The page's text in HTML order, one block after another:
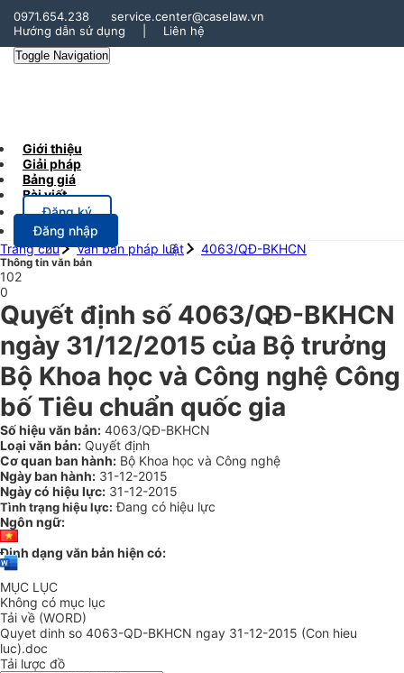
0971.654.238
service.center@caselaw.vn
Hướng dẫn sử dụng
Liên hệ
Toggle Navigation
Giới thiệu
Giải pháp
Bảng giá
Bài viết
Đăng ký
Đăng nhập
Trang chủ
Văn bản pháp luật 4063/QĐ-BKHCN
Thông tin văn bản
102
0
Quyết định số 4063/QĐ-BKHCN
ngày 31/12/2015 của Bộ trưởng
Bộ Khoa học và Công nghệ Công
bố Tiêu chuẩn quốc gia
Số hiệu văn bản: 4063/QĐ-BKHCN
Loại văn bản: Quyết định
Cơ quan ban hành: Bộ Khoa học và Công nghệ
Ngày ban hành: 31-12-2015
Ngày có hiệu lực: 31-12-2015
Tình trạng hiệu lực: Đang có hiệu lực
Ngôn ngữ:
Định dạng văn bản hiện có:
MỤC LỤC
Không có mục lục
Tải về (WORD)
Quyet dinh so 4063-QD-BKHCN ngay 31-12-2015 (Con hieu
luc).doc
Tải lược đồ